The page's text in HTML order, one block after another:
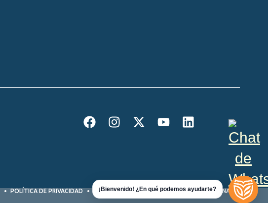
POLÍTICA DE PRIVACIDAD POLÍTICA DE PROTECCIÓN DE DATOS PERSONALES
¡Bienvenido! ¿En qué podemos ayudarte?